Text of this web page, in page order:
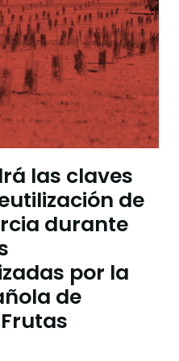
las claves
de
durante
por la
de